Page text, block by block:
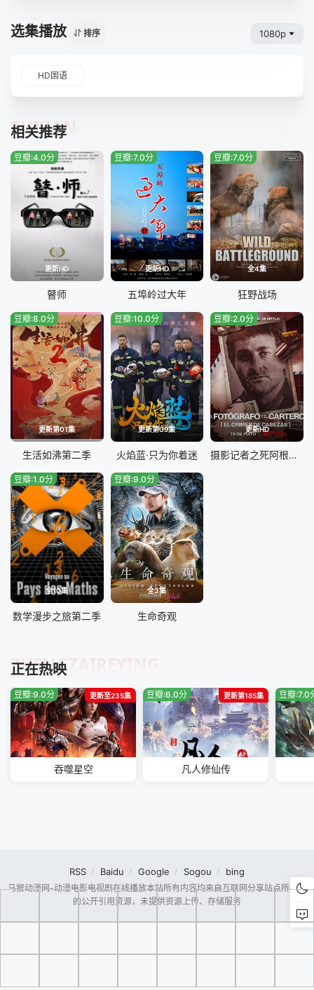
选集播放 排序 1080p
HD国语
相关推荐
TUIJIAN
更新HD
豆瓣:4.0分
瞽师
更新HD
豆瓣:7.0分
五埠岭过大年
全4集
豆瓣:7.0分
狂野战场
更新第01集
豆瓣:8.0分
生活如沸第二季
更新第09集
豆瓣:10.0分
火焰蓝·只为你着迷
更新HD
豆瓣:2.0分
摄影记者之死阿根廷黑金政治
全10集
豆瓣:1.0分
数学漫步之旅第二季
全3集
豆瓣:9.0分
生命奇观
正在热映
ZHENGZAIREYING
更新至235集
豆瓣:9.0分
吞噬星空
更新第185集
豆瓣:6.0分
凡人修仙传
豆瓣:7.0
RSS Baidu Google Sogou bing
马猴动漫网-动漫电影电视剧在线播放本站所有内容均来自互联网分享站点所提供
的公开引用资源，未提供资源上传、存储服务